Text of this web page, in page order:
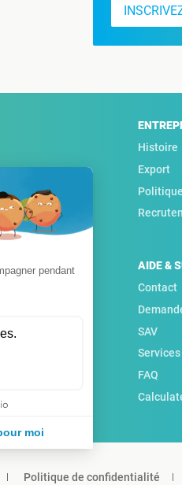
Histoire
Export
AIDE &
Contact
SAV
Services
FAQ
Politique de confidentialité